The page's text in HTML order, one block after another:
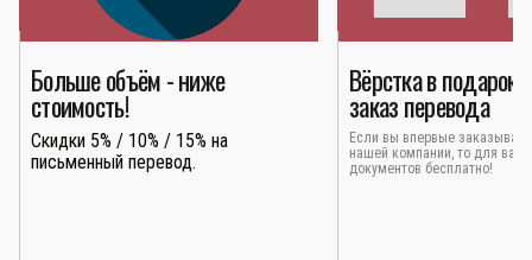
Больше объём - ниже
стоимость!
Скидки 5% / 10% / 15% на
письменный перевод.
Вёрстка в подарок
заказ перевода
Если вы впервые
нашей компании, то для вас
документов бесплатно!